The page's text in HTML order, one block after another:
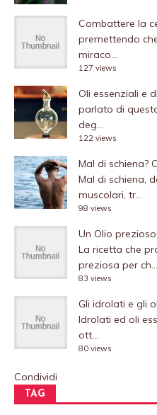
Combattere la
premettendo
miraco...
127 views
Oli essenziali e
parlato di
deg...
122 views
Mal di schiena?
Mal di schiena,
muscolari, tr...
98 views
Un Olio
La ricetta che
preziosa per ch...
83 views
Gli idrolati e gli
Idrolati ed oli
ott...
80 views
Condividi
TAG